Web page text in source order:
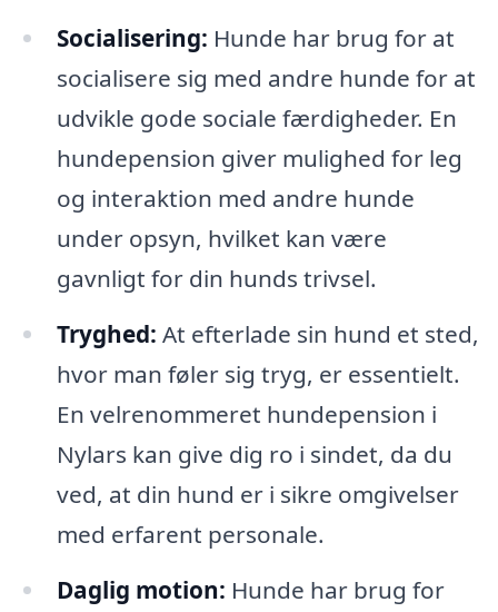
Socialisering: Hunde har brug for at
socialisere sig med andre hunde for at
udvikle gode sociale færdigheder. En
hundepension giver mulighed for leg
og interaktion med andre hunde
under opsyn, hvilket kan være
gavnligt for din hunds trivsel.
Tryghed: At efterlade sin hund et sted,
hvor man føler sig tryg, er essentielt.
En velrenommeret hundepension i
Nylars kan give dig ro i sindet, da du
ved, at din hund er i sikre omgivelser
med erfarent personale.
Daglig motion: Hunde har brug for